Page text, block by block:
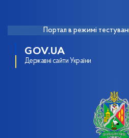
Портал в режимі
GOV.UA
Державні сайти України